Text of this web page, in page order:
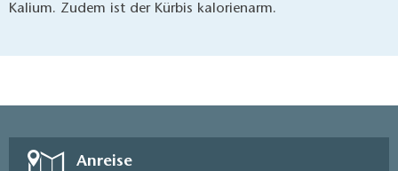
Kalium. Zudem ist der Kürbis kalorienarm.
Anreise